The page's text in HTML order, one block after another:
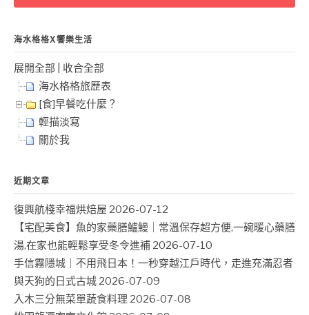
字:
海水格格X饗樂生活
展開全部
收合全部
海水格格旅歷表
[食]早餐吃什麼？
輕描淡寫
關於我
近期文章
復興航棧幸福烘焙屋 2026-07-12
【宅配美食】魚的家藥膳鱸鰻｜常溫保存超方便,一碗暖心藥膳
湯,在家也能輕鬆享受冬令進補 2026-07-10
手信霧隱城｜不用飛日本！一秒穿越江戶時代，走進充滿忍者
與天狗的日式古城 2026-07-09
入木三分無菜單蔬食料理 2026-07-08